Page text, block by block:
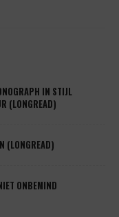
IN STIJL
(LONGREAD)
(LONGREAD)
ONBEMIND